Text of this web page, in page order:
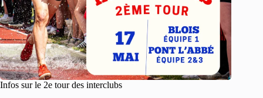
Infos sur le 2e tour des interclubs